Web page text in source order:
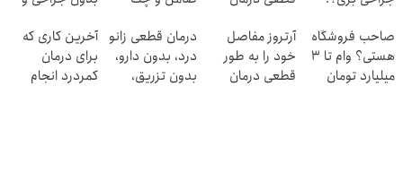
پر کن◖
◂پرسش‌نامه▸
صاحب فروشگاه
هستی؟ وام تا ۳
میلیارد تومان
آرتروز مفاصل
خود را به طور
قطعی درمان
درمان قطعی زانو
درد، بدون دارو،
بدون تزریق،
آخرین کاری که
برای درمان
کمردرد انجام